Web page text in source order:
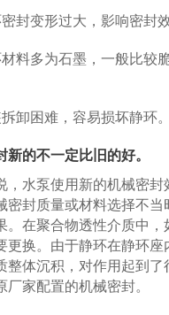
变形过大，影响密封效
多为石墨，一般比较
困难，容易损坏静环。
的不一定比旧的好。
水泵使用新的机械密封
密封质量或材料选择不当
。在聚合物透性介质中，
更换。由于静环在静环座
整体沉积，对作用起到了
厂家配置的机械密封。